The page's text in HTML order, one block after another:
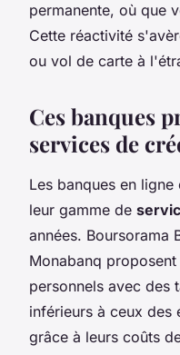
permanente, où que
Cette réactivité
ou vol de carte à
Ces banques
services de
Les banques en
leur gamme de
années. Boursorama
Monabanq
personnels avec des
inférieurs à ceux des
grâce à leurs coûts